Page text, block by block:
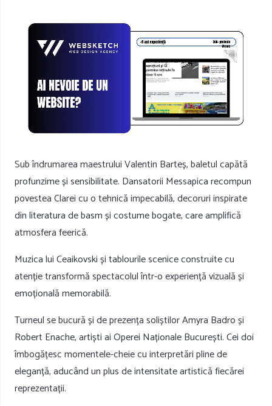
Sub îndrumarea maestrului Valentin Barteș, baletul capătă
profunzime și sensibilitate. Dansatorii Messapica recompun
povestea Clarei cu o tehnică impecabilă, decoruri inspirate
din literatura de basm și costume bogate, care amplifică
atmosfera feerică.
Muzica lui Ceaikovski și tablourile scenice construite cu
atenție transformă spectacolul într-o experiență vizuală și
emoțională memorabilă.
Turneul se bucură și de prezența soliștilor Amyra Badro și
Robert Enache, artiști ai Operei Naționale București. Cei doi
îmbogățesc momentele-cheie cu interpretări pline de
eleganță, aducând un plus de intensitate artistică fiecărei
reprezentații.